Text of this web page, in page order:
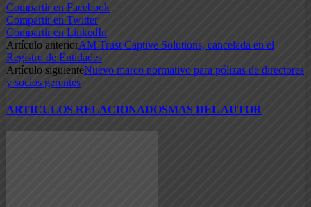
Compartir en Facebook
Compartir en Twitter
Compartir en LinkedIn
Artículo anteriorAM Trust Captive Solutions, cancelada en el
Registro de Entidades
Artículo siguienteNuevo marco normativo para pólizas de directores
y socios gerentes
ARTICULOS RELACIONADOSMAS DEL AUTOR